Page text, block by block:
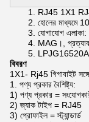
RJ45 1X1
হোলের মাধ্যমে
যোগাযোগ এলাকা:
MAG।,
বিবরণ
1X1- Rj45 গিগাবাইট
1. পণ্য প্রকার বৈশিষ্ট্য:
1) পণ্য প্রকার =
2) জ্যাক টাইপ = RJ45
3) প্রোফাইল = স্ট্যান্ডার্ড